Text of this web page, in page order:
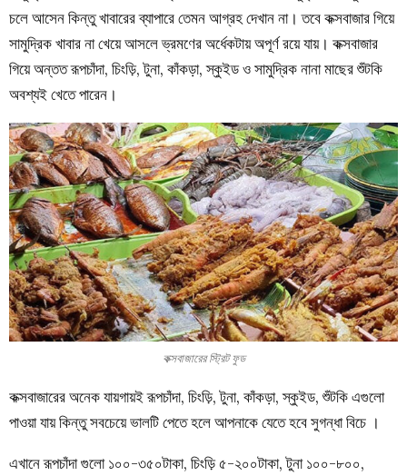
চলে আসেন কিন্তু খাবারের ব্যাপারে তেমন আগ্রহ দেখান না। তবে কক্সবাজার গিয়ে
সামুদ্রিক খাবার না খেয়ে আসলে ভ্রমণের অর্ধেকটায় অপূর্ণ রয়ে যায়। কক্সবাজার
গিয়ে অন্তত রূপচাঁদা, চিংড়ি, টুনা, কাঁকড়া, স্কুইড ও সামুদ্রিক নানা মাছের শুঁটকি
অবশ্যই খেতে পারেন।
কক্সবাজারের স্ট্রিট ফুড
কক্সবাজারের অনেক যায়গায়ই রূপচাঁদা, চিংড়ি, টুনা, কাঁকড়া, স্কুইড, শুঁটকি এগুলো
পাওয়া যায় কিন্তু সবচেয়ে ভালটি পেতে হলে আপনাকে যেতে হবে সুগন্ধা বিচে ।
এখানে রূপচাঁদা গুলো ১০০-৩৫০টাকা, চিংড়ি ৫-২০০টাকা, টুনা ১০০-৮০০,